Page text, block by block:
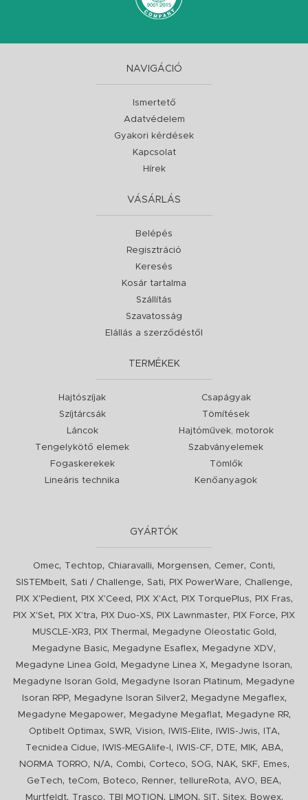
NAVIGÁCIÓ
Ismertető
Adatvédelem
Gyakori kérdések
Kapcsolat
Hírek
VÁSÁRLÁS
Belépés
Regisztráció
Keresés
Kosár tartalma
Szállítás
Szavatosság
Elállás a szerződéstől
TERMÉKEK
Hajtószíjak
Szíjtárcsák
Láncok
Tengelykötő elemek
Fogaskerekek
Lineáris technika
Csapágyak
Tömítések
Hajtóművek, motorok
Szabványelemek
Tömlők
Kenőanyagok
GYÁRTÓK
Omec, Techtop, Chiaravalli, Morgensen, Cemer, Conti,
SISTEMbelt, Sati / Challenge, Sati, PIX PowerWare, Challenge,
PIX X'Pedient, PIX X'Ceed , PIX X'Act, PIX TorquePlus, PIX Fras,
PIX X'Set, PIX X'tra, PIX Duo-XS, PIX Lawnmaster, PIX Force,
PIX
MUSCLE-XR3, PIX Thermal , Megadyne Oleostatic Gold ,
Megadyne Basic, Megadyne Esaflex, Megadyne XDV,
Megadyne Linea Gold , Megadyne Linea X, Megadyne Isoran,
Megadyne Isoran Gold , Megadyne Isoran Platinum,
Megadyne
Isoran RPP, Megadyne Isoran Silver2, Megadyne Megaflex,
Megadyne Megapower, Megadyne Megaflat, Megadyne RR,
Optibelt Optimax, SWR, Vision, IWIS-Elite, IWIS-Jwis, ITA,
Tecnidea Cidue, IWIS-MEGAlife-I , IWIS-CF, DTE, MIK, ABA,
NORMA TORRO, N/A, Combi, Corteco, SOG, NAK, SKF, Emes,
GeTech, teCom, Boteco, Renner, tellureRota, AVO, BEA,
Murtfeldt, Trasco, TBI MOTION , LIMON , SIT, Sitex, Bowex,